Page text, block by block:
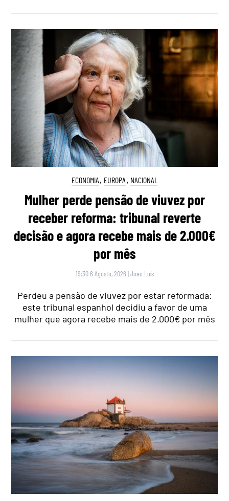
ECONOMIA, EUROPA , NACIONAL
Mulher perde pensão de viuvez por
receber reforma: tribunal reverte
decisão e agora recebe mais de 2.000€
por mês
19:30 6 Agosto, 2026 |João Luís
Perdeu a pensão de viuvez por estar reformada:
este tribunal espanhol decidiu a favor de uma
mulher que agora recebe mais de 2.000€ por mês